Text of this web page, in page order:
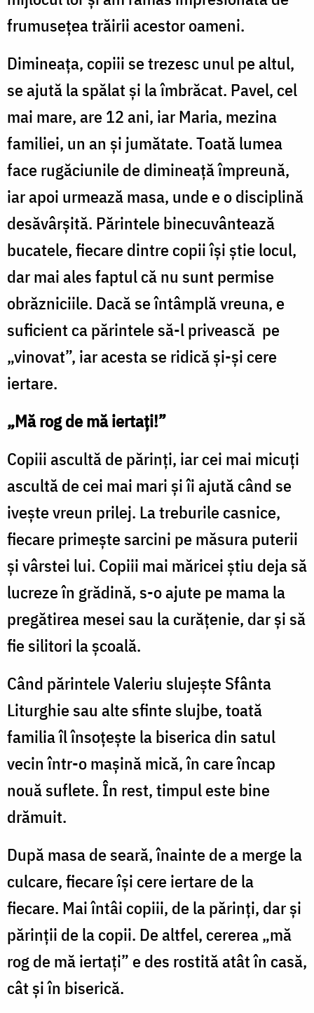
frumusețea trăirii acestor oameni.
Dimineața, copiii se trezesc unul pe altul,
se ajută la spălat și la îmbrăcat. Pavel, cel
mai mare, are 12 ani, iar Maria, mezina
familiei, un an și jumătate. Toată lumea
face rugăciunile de dimineață împreună,
iar apoi urmează masa, unde e o disciplină
desăvârșită. Părintele binecuvântează
bucatele, fiecare dintre copii își știe locul,
dar mai ales faptul că nu sunt permise
obrăzniciile. Dacă se întâmplă vreuna, e
suficient ca părintele să-l privească pe
„vinovat”, iar acesta se ridică și-și cere
iertare.
„Mă rog de mă iertați!”
Copiii ascultă de părinți, iar cei mai micuți
ascultă de cei mai mari și îi ajută când se
ivește vreun prilej. La treburile casnice,
fiecare primește sarcini pe măsura puterii
și vârstei lui. Copiii mai măricei știu deja să
lucreze în grădină, s-o ajute pe mama la
pregătirea mesei sau la curățenie, dar și să
fie silitori la școală.
Când părintele Valeriu slujește Sfânta
Liturghie sau alte sfinte slujbe, toată
familia îl însoțește la biserica din satul
vecin într-o mașină mică, în care încap
nouă suflete. În rest, timpul este bine
drămuit.
După masa de seară, înainte de a merge la
culcare, fiecare își cere iertare de la
fiecare. Mai întâi copiii, de la părinți, dar și
părinții de la copii. De altfel, cererea „mă
rog de mă iertați” e des rostită atât în casă,
cât și în biserică.